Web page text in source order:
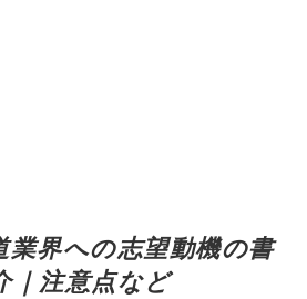
業界への志望動機の書
｜注意点など